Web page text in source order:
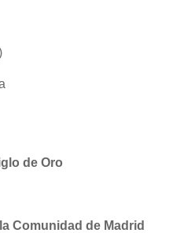
de Oro
Comunidad de Madrid